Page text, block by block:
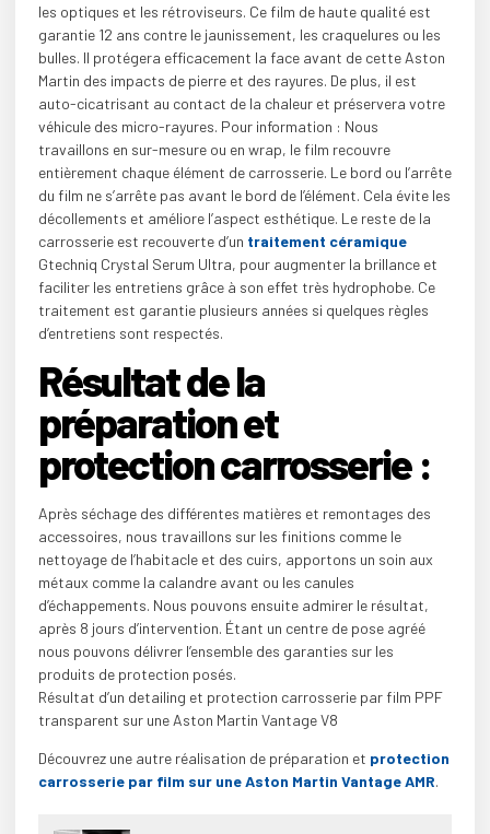
les optiques et les rétroviseurs. Ce film de haute qualité est
garantie 12 ans contre le jaunissement, les craquelures ou les
bulles. Il protégera efficacement la face avant de cette Aston
Martin des impacts de pierre et des rayures. De plus, il est
auto-cicatrisant au contact de la chaleur et préservera votre
véhicule des micro-rayures. Pour information : Nous
travaillons en sur-mesure ou en wrap, le film recouvre
entièrement chaque élément de carrosserie. Le bord ou l’arrête
du film ne s’arrête pas avant le bord de l’élément. Cela évite les
décollements et améliore l’aspect esthétique. Le reste de la
carrosserie est recouverte d’un traitement céramique
Gtechniq Crystal Serum Ultra, pour augmenter la brillance et
faciliter les entretiens grâce à son effet très hydrophobe. Ce
traitement est garantie plusieurs années si quelques règles
d’entretiens sont respectés.
Résultat de la
préparation et
protection carrosserie :
Après séchage des différentes matières et remontages des
accessoires, nous travaillons sur les finitions comme le
nettoyage de l’habitacle et des cuirs, apportons un soin aux
métaux comme la calandre avant ou les canules
d’échappements. Nous pouvons ensuite admirer le résultat,
après 8 jours d’intervention. Étant un centre de pose agréé
nous pouvons délivrer l’ensemble des garanties sur les
produits de protection posés.
Résultat d’un detailing et protection carrosserie par film PPF
transparent sur une Aston Martin Vantage V8
Découvrez une autre réalisation de préparation et protection
carrosserie par film sur une Aston Martin Vantage AMR.